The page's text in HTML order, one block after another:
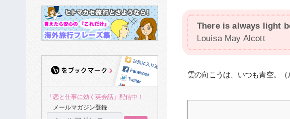
There is always light
Louisa May Alcott
雲の向こうは、いつも青空。（
「恋と仕事に効く英会話」配信中！
メールマガジン登録